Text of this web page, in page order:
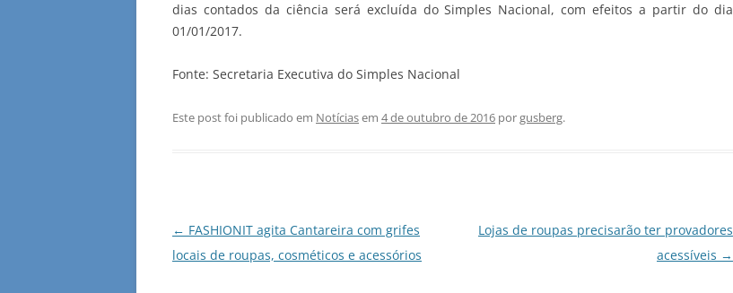
dias contados da ciência será excluída do Simples Nacional, com efeitos a partir do dia
01/01/2017.
Fonte: Secretaria Executiva do Simples Nacional
Este post foi publicado em Notíciasem 4 de outubro de 2016 porgusberg.
Navegação
de
← FASHIONIT agita Cantareira com grifes
locais de roupas, cosméticos e acessórios
Lojas de roupas precisarão ter provadores
acessíveis →